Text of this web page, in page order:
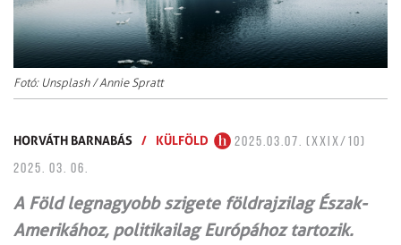
Fotó: Unsplash / Annie Spratt
HORVÁTH BARNABÁS / KÜLFÖLD
2025.03.07. (XXIX/10)
2025. 03. 06.
A Föld legnagyobb szigete földrajzilag Észak-
Amerikához, politikailag Európához tartozik.